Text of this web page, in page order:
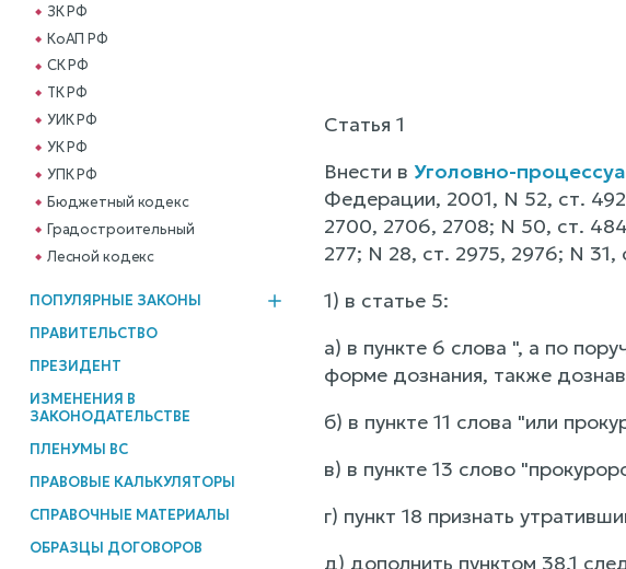
ЗК РФ
КоАП РФ
СК РФ
ТК РФ
УИК РФ
УК РФ
УПК РФ
Бюджетный кодекс
Градостроительный
Лесной кодекс
ПОПУЛЯРНЫЕ ЗАКОНЫ
ПРАВИТЕЛЬСТВО
ПРЕЗИДЕНТ
ИЗМЕНЕНИЯ В
ЗАКОНОДАТЕЛЬСТВЕ
ПЛЕНУМЫ ВС
ПРАВОВЫЕ КАЛЬКУЛЯТОРЫ
СПРАВОЧНЫЕ МАТЕРИАЛЫ
ОБРАЗЦЫ ДОГОВОРОВ
Статья 1
Внести в Уголовно-
Федерации, 2001, N 52, ст.
2700, 2706, 2708; N 50, ст.
277; N 28, ст. 2975, 2976; N
1) в статье 5:
а) в пункте 6 слова ", а по
форме дознания, также
б) в пункте 11 слова "или
в) в пункте 13 слово
г) пункт 18 признать
д) дополнить пунктом 38.1